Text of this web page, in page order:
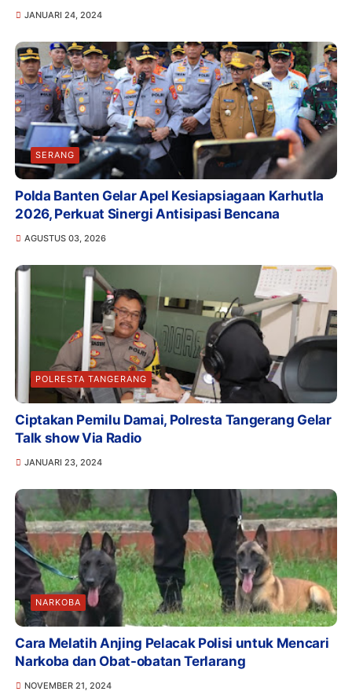
JANUARI 24, 2024
SERANG
Polda Banten Gelar Apel Kesiapsiagaan Karhutla
2026, Perkuat Sinergi Antisipasi Bencana
AGUSTUS 03, 2026
POLRESTA TANGERANG
Ciptakan Pemilu Damai, Polresta Tangerang Gelar
Talk show Via Radio
JANUARI 23, 2024
NARKOBA
Cara Melatih Anjing Pelacak Polisi untuk Mencari
Narkoba dan Obat-obatan Terlarang
NOVEMBER 21, 2024